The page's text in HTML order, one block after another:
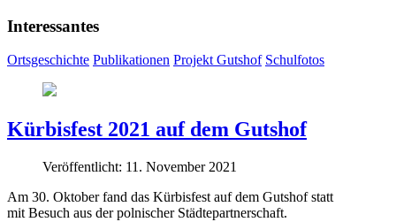
Interessantes
Ortsgeschichte Publikationen Projekt Gutshof Schulfotos
Kürbisfest 2021 auf dem Gutshof
Veröffentlicht: 11. November 2021
Am 30. Oktober fand das Kürbisfest auf dem Gutshof statt
mit Besuch aus der polnischer Städtepartnerschaft.